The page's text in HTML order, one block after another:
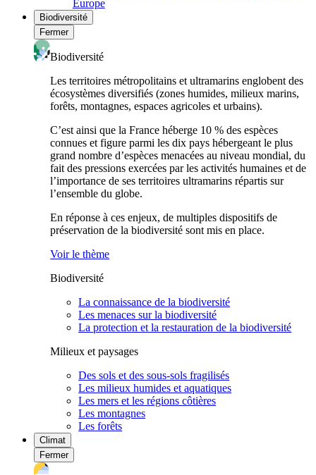
Europe
Biodiversité
Fermer
Biodiversité
Les territoires métropolitains et ultramarins englobent des
écosystèmes diversifiés (zones humides, milieux marins,
forêts, montagnes, espaces agricoles et urbains).
C’est ainsi que la France héberge 10 % des espèces
connues et figure parmi les dix pays hébergeant le plus
grand nombre d’espèces menacées au niveau mondial, du
fait des pressions exercées par les activités humaines et de
l’importance de ses territoires ultramarins répartis sur
l’ensemble du globe.
En réponse à ces enjeux, de multiples dispositifs de
préservation de la biodiversité sont mis en place.
Voir le thème
Biodiversité
La connaissance de la biodiversité
Les menaces sur la biodiversité
La protection et la restauration de la biodiversité
Milieux et paysages
Des sols et des sous-sols fragilisés
Les milieux humides et aquatiques
Les mers et les régions côtières
Les montagnes
Les forêts
Climat
Fermer